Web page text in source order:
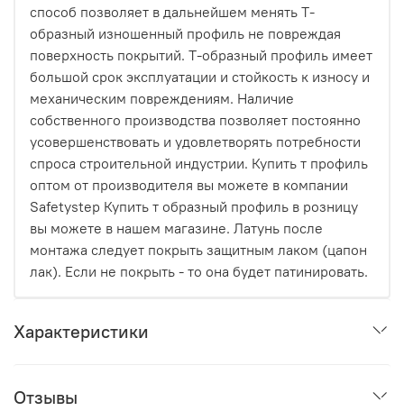
способ позволяет в дальнейшем менять Т-
образный изношенный профиль не повреждая
поверхность покрытий. Т-образный профиль имеет
большой срок эксплуатации и стойкость к износу и
механическим повреждениям. Наличие
собственного производства позволяет постоянно
усовершенствовать и удовлетворять потребности
спроса строительной индустрии. Купить т профиль
оптом от производителя вы можете в компании
Safetystep Купить т образный профиль в розницу
вы можете в нашем магазине. Латунь после
монтажа следует покрыть защитным лаком (цапон
лак). Если не покрыть - то она будет патинировать.
Характеристики
Отзывы